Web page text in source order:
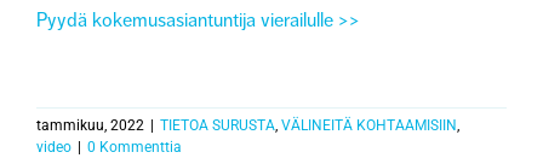
Pyydä kokemusasiantuntija vierailulle >>
tammikuu, 2022 TIETOA SURUSTA, VÄLINEITÄ KOHTAAMISIIN,
video
0 Kommenttia